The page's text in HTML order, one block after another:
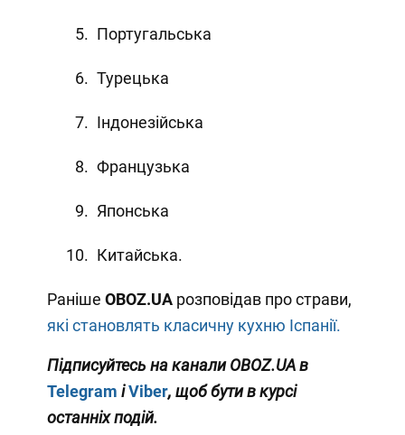
Португальська
Турецька
Індонезійська
Французька
Японська
Китайська.
Раніше OBOZ.UA розповідав про страви,
які становлять класичну кухню Іспанії.
Підписуйтесь на канали OBOZ.UA в
Telegram іViber, щоб бути в курсі
останніх подій.